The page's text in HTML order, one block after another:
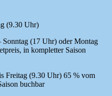
(9.30 Uhr)
Sonntag (17 Uhr) oder Montag
in kompletter Saison
Freitag (9.30 Uhr) 65 % vom
buchbar